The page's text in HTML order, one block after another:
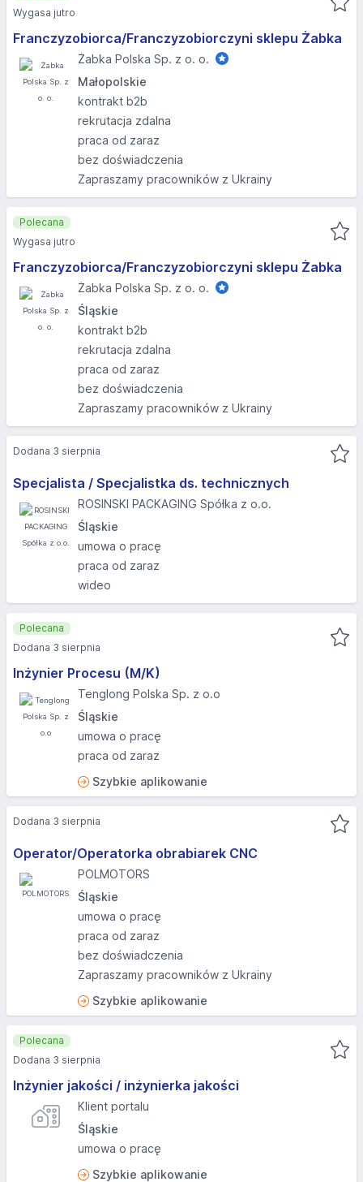
Franczyzobiorca/Franczyzobiorczyni sklepu Żabka
Żabka Polska Sp. z o. o.
Małopolskie
kontrakt b2b
rekrutacja zdalna
praca od zaraz
bez doświadczenia
Zapraszamy pracowników z Ukrainy
Wygasa jutro
Franczyzobiorca/Franczyzobiorczyni sklepu Żabka
Żabka Polska Sp. z o. o.
Śląskie
kontrakt b2b
rekrutacja zdalna
praca od zaraz
bez doświadczenia
Zapraszamy pracowników z Ukrainy
Polecana
Wygasa jutro
Specjalista / Specjalistka ds. technicznych
ROSINSKI PACKAGING Spółka z o.o.
Śląskie
umowa o pracę
praca od zaraz
wideo
Dodana 3 sierpnia
Inżynier Procesu (M/K)
Tenglong Polska Sp. z o.o
Śląskie
umowa o pracę
praca od zaraz
Szybkie aplikowanie
Polecana
Dodana 3 sierpnia
Operator/Operatorka obrabiarek CNC
POLMOTORS
Śląskie
umowa o pracę
praca od zaraz
bez doświadczenia
Zapraszamy pracowników z Ukrainy
Szybkie aplikowanie
Dodana 3 sierpnia
Inżynier jakości / inżynierka jakości
Klient portalu
Śląskie
umowa o pracę
Szybkie aplikowanie
Polecana
Dodana 3 sierpnia